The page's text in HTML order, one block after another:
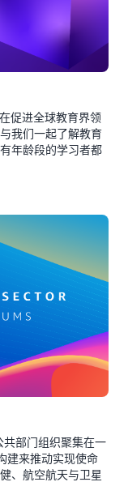
促进全球教育界领
我们一起了解教育
年龄段的学习者都
共部门组织聚集在一
建来推动实现使命
、航空航天与卫星